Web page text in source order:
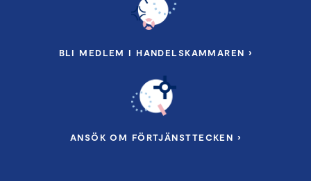
BLI MEDLEM I HANDELSKAMMAREN ›
ANSÖK OM FÖRTJÄNSTTECKEN ›